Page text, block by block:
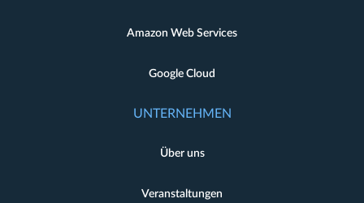
Amazon Web Services
Google Cloud
UNTERNEHMEN
Über uns
Veranstaltungen